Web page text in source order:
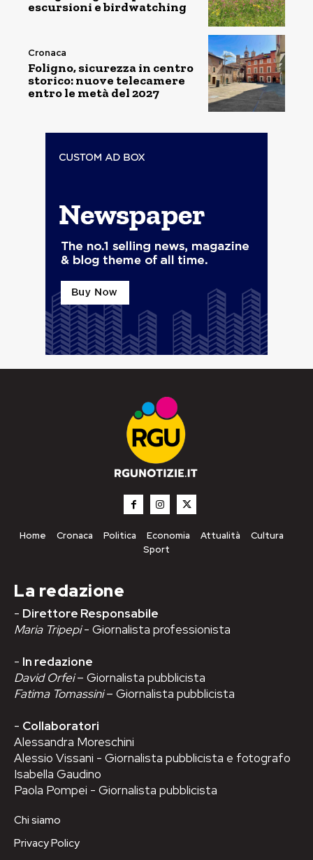
escursioni e birdwatching
Cronaca
Foligno, sicurezza in centro
storico: nuove telecamere
entro le metà del 2027
Home Cronaca Politica Economia Attualità
Cultura
Sport
La redazione
- Direttore Responsabile
Maria Tripepi- Giornalista professionista
- In redazione
David Orfei– Giornalista pubblicista
Fatima Tomassini– Giornalista pubblicista
- Collaboratori
Alessandra Moreschini
Alessio Vissani - Giornalista pubblicista e fotografo
Isabella Gaudino
Paola Pompei - Giornalista pubblicista
Chi siamo
Privacy Policy